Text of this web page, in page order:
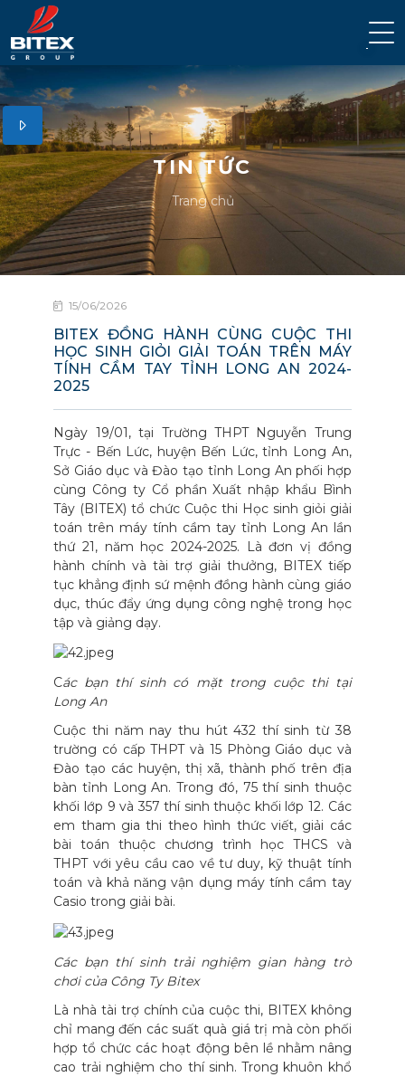
TIN TỨC
Trang chủ
15/06/2026
BITEX ĐỒNG HÀNH CÙNG CUỘC THI
HỌC SINH GIỎI GIẢI TOÁN TRÊN MÁY
TÍNH CẦM TAY TỈNH LONG AN 2024-
2025
Ngày 19/01, tại Trường THPT Nguyễn Trung
Trực - Bến Lức, huyện Bến Lức, tỉnh Long An,
Sở Giáo dục và Đào tạo tỉnh Long An phối hợp
cùng Công ty Cổ phần Xuất nhập khẩu Bình
Tây (BITEX) tổ chức Cuộc thi Học sinh giỏi giải
toán trên máy tính cầm tay tỉnh Long An lần
thứ 21, năm học 2024-2025. Là đơn vị đồng
hành chính và tài trợ giải thưởng, BITEX tiếp
tục khẳng định sứ mệnh đồng hành cùng giáo
dục, thúc đẩy ứng dụng công nghệ trong học
tập và giảng dạy.
Các bạn thí sinh có mặt trong cuộc thi tại
Long An
Cuộc thi năm nay thu hút 432 thí sinh từ 38
trường có cấp THPT và 15 Phòng Giáo dục và
Đào tạo các huyện, thị xã, thành phố trên địa
bàn tỉnh Long An. Trong đó, 75 thí sinh thuộc
khối lớp 9 và 357 thí sinh thuộc khối lớp 12. Các
em tham gia thi theo hình thức viết, giải các
bài toán thuộc chương trình học THCS và
THPT với yêu cầu cao về tư duy, kỹ thuật tính
toán và khả năng vận dụng máy tính cầm tay
Casio trong giải bài.
Các bạn thí sinh trải nghiệm gian hàng trò
chơi của Công Ty Bitex
Là nhà tài trợ chính của cuộc thi, BITEX không
chỉ mang đến các suất quà giá trị mà còn phối
hợp tổ chức các hoạt động bên lề nhằm nâng
cao trải nghiệm cho thí sinh. Trong khuôn khổ